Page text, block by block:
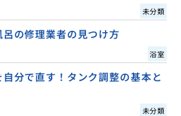
未分類
の修理業者の見つけ方
浴室
自分で直す！タンク調整の基本と
未分類